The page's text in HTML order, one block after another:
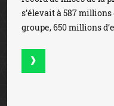
s’élevait à 587 millions
groupe, 650 millions